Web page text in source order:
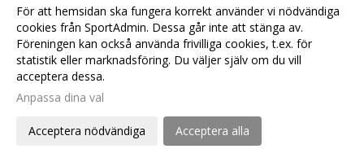
Tennisklubb
Förälder-barn träningen tillbaka - dags för anmälning 2016-09-13 21:48
Rätt svar på Tennisfråga 2: Gissa bilden? 2016-09-12 22:19
Kvarglömda kläder
Tennisfråga 2: Gissa bilden?
Sista chansen att anmäla sig till damernas gruppspel
Tennisfråga 1: Gissa bilden?
För att hemsidan ska fungera korrekt använder vi nödvändiga
cookies från SportAdmin. Dessa går inte att stänga av.
Föreningen kan också använda frivilliga cookies, t.ex. för
statistik eller marknadsföring. Du väljer själv om du vill
acceptera dessa.
Anpassa dina val
Acceptera nödvändiga Acceptera alla